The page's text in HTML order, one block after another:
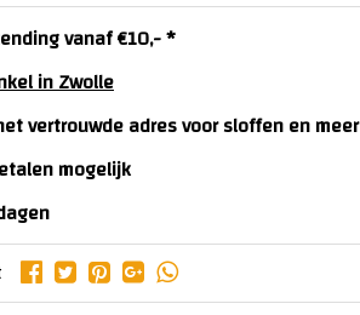
vanaf €10,- *
in Zwolle
vertrouwde adres voor sloffen en meer
mogelijk